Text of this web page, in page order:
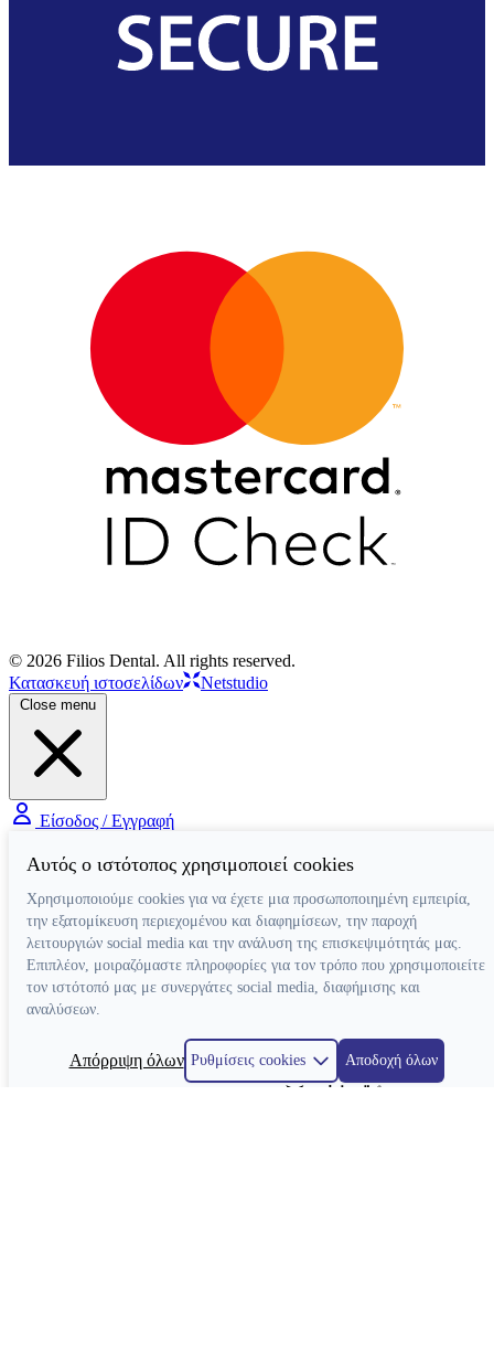
© 2026 Filios Dental. All rights reserved.
Κατασκευή ιστοσελίδων
Netstudio
Close menu
Είσοδος / Εγγραφή
Αυτός ο ιστότοπος χρησιμοποιεί cookies
Χρησιμοποιούμε cookies για να έχετε μια προσωποποιημένη εμπειρία,
την εξατομίκευση περιεχομένου και διαφημίσεων, την παροχή
λειτουργιών social media και την ανάλυση της επισκεψιμότητάς μας.
Επιπλέον, μοιραζόμαστε πληροφορίες για τον τρόπο που χρησιμοποιείτε
τον ιστότοπό μας με συνεργάτες social media, διαφήμισης και
αναλύσεων.
Απόρριψη όλων Ρυθμίσεις cookies
Αποδοχή όλων